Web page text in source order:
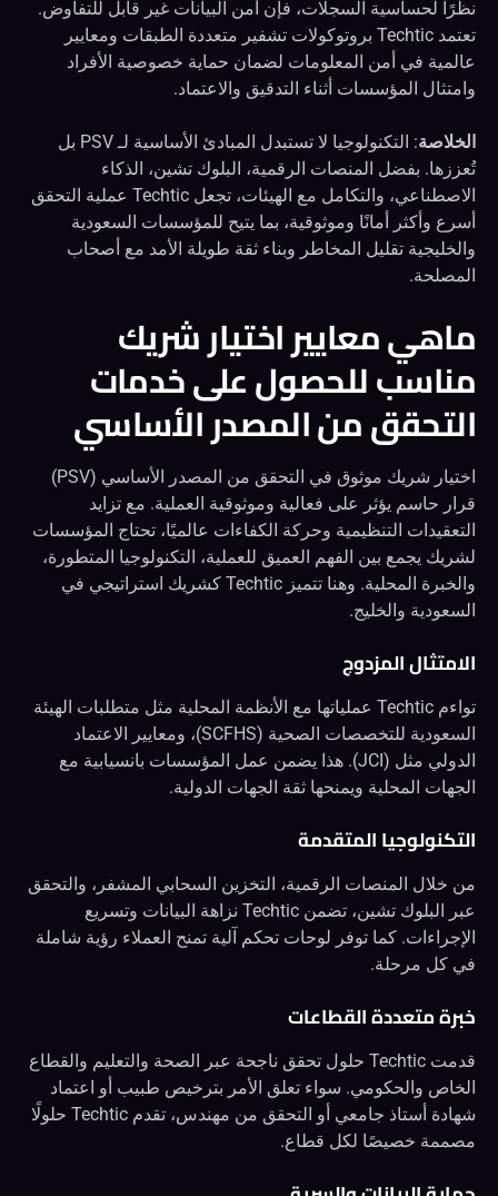
نظرًا لحساسية السجلات، فإن أمن البيانات غير قابل للتفاوض.
تعتمد Techtic بروتوكولات تشفير متعددة الطبقات ومعايير
عالمية في أمن المعلومات لضمان حماية خصوصية الأفراد
وامتثال المؤسسات أثناء التدقيق والاعتماد.
الخلاصة
: التكنولوجيا لا تستبدل المبادئ الأساسية لـ PSV بل
تُعززها. بفضل المنصات الرقمية، البلوك تشين، الذكاء
الاصطناعي، والتكامل مع الهيئات، تجعل Techtic عملية التحقق
أسرع وأكثر أمانًا وموثوقية، بما يتيح للمؤسسات السعودية
والخليجية تقليل المخاطر وبناء ثقة طويلة الأمد مع أصحاب
المصلحة.
ماهي معايير اختيار شريك
مناسب للحصول على خدمات
التحقق من المصدر الأساسي
اختيار شريك موثوق في التحقق من المصدر الأساسي (PSV)
قرار حاسم يؤثر على فعالية وموثوقية العملية. مع تزايد
التعقيدات التنظيمية وحركة الكفاءات عالميًا، تحتاج المؤسسات
لشريك يجمع بين الفهم العميق للعملية، التكنولوجيا المتطورة،
والخبرة المحلية. وهنا تتميز Techtic كشريك استراتيجي في
السعودية والخليج.
الامتثال المزدوج
تواءم Techtic عملياتها مع الأنظمة المحلية مثل متطلبات الهيئة
السعودية للتخصصات الصحية (SCFHS)، ومعايير الاعتماد
الدولي مثل (JCI). هذا يضمن عمل المؤسسات بانسيابية مع
الجهات المحلية ويمنحها ثقة الجهات الدولية.
التكنولوجيا المتقدمة
من خلال المنصات الرقمية، التخزين السحابي المشفر، والتحقق
عبر البلوك تشين، تضمن Techtic نزاهة البيانات وتسريع
الإجراءات. كما توفر لوحات تحكم آلية تمنح العملاء رؤية شاملة
في كل مرحلة.
خبرة متعددة القطاعات
قدمت Techtic حلول تحقق ناجحة عبر الصحة والتعليم والقطاع
الخاص والحكومي. سواء تعلق الأمر بترخيص طبيب أو اعتماد
شهادة أستاذ جامعي أو التحقق من مهندس، تقدم Techtic حلولًا
مصممة خصيصًا لكل قطاع.